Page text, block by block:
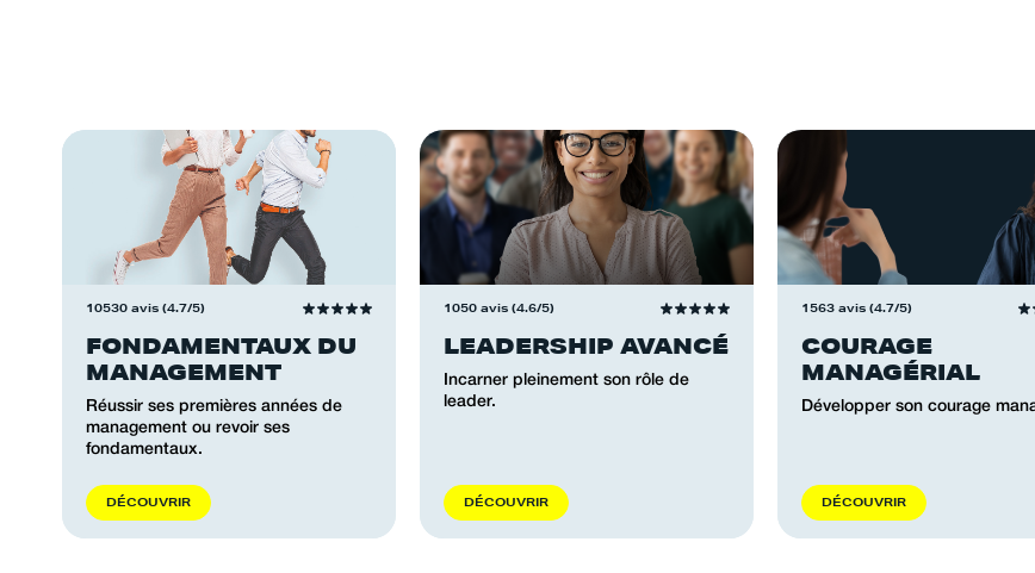
10530 avis (4.7/5)
FONDAMENTAUX DU
MANAGEMENT
Réussir ses premières années de
management ou revoir ses
fondamentaux.
DÉCOUVRIR
1050 avis (4.6/5)
LEADERSHIP AVANCÉ
Incarner pleinement son rôle de
leader.
DÉCOUVRIR
1563 avis (4.7/5)
COURAGE
MANAGÉRIAL
Développer son courage
DÉCOUVRIR